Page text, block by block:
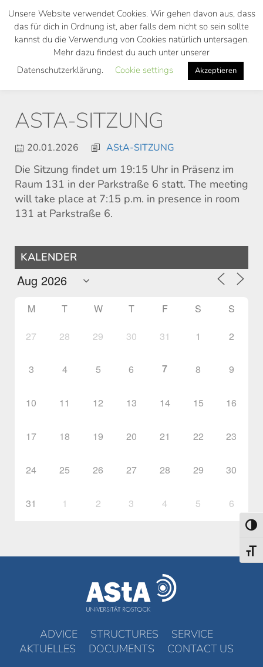
Skip
main
ASTA-SITZUNG
20.01.2026 AStA-SITZUNG
Die Sitzung findet um 19:15 Uhr in Präsenz im
Raum 131 in der Parkstraße 6 statt. The meeting
will take place at 7:15 p.m. in presence in room
131 at Parkstraße 6.
KALENDER
M T W T F S S
27 28 29 30 31 1 2
3 4 5 6 7 8 9
10 11 12 13 14 15 16
17 18 19 20 21 22 23
24 25 26 27 28 29 30
31 1 2 3 4 5 6
ADVICE STRUCTURES
SERVICE
AKTUELLES
DOCUMENTS CONTACT US
Unsere Website verwendet Cookies. Wir gehen davon aus, dass
das für dich in Ordnung ist, aber falls dem nicht so sein sollte
kannst du die Verwendung von Cookies natürlich untersagen.
Mehr dazu findest du auch unter unserer
Datenschutzerklärung.
Cookie settings Akzeptieren